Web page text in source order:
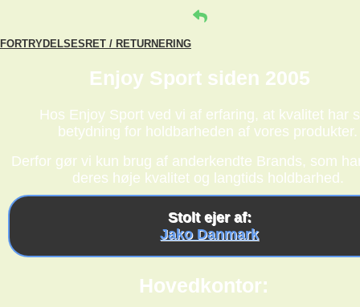
FORTRYDELSESRET / RETURNERING
Enjoy Sport siden 2005
Hos Enjoy Sport ved vi af erfaring, at kvalitet har
betydning for holdbarheden af vores produkter.
Derfor gør vi kun brug af anderkendte Brands, som
deres høje kvalitet og langtids holdbarhed.
Stolt ejer af:
Jako Danmark
Hovedkontor: